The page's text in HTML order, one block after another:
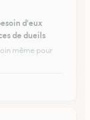
d'eux
de dueils
même pour